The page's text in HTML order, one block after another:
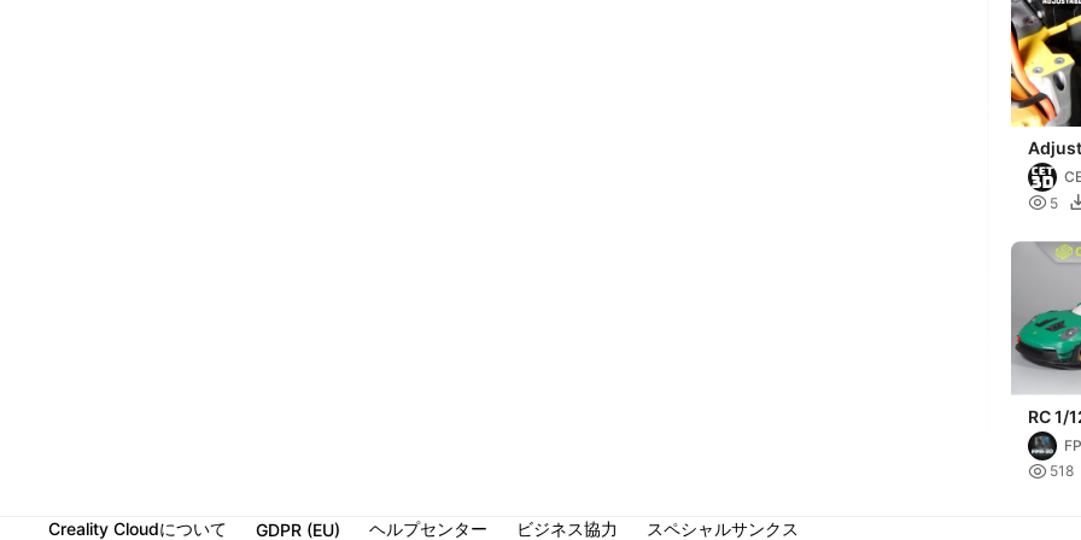
 5
RC 1/
 518
Creality Cloudについて GDPR (EU) ヘルプセンター ビジネス協力 スペシャルサンクス